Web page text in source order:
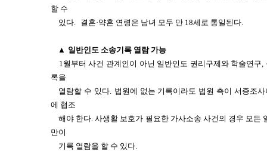
할 수
있다. 결혼·약혼 연령은 남녀 모두 만 18세로 통일된다.
▲ 일반인도 소송기록 열람 가능
1월부터 사건 관계인이 아닌 일반인도 권리구제와 학술연구
록을
열람할 수 있다. 법원에 없는 기록이라도 법원 측이 서증조
에 협조
해야 한다. 사생활 보호가 필요한 가사소송 사건의 경우 모든
만이
기록 열람을 할 수 있다.